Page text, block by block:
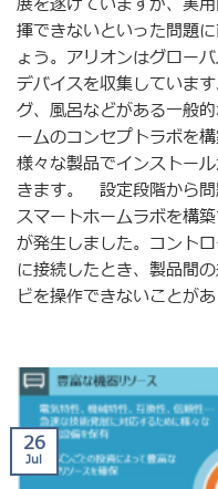
揮できないといった問題
ょう。アリオンはグロー
デバイスを収集していま
グ、風呂などがある一般
ームのコンセプトラボを
様々な製品でインストー
きます。 設定段階から
スマートホームラボを構
が発生しました。コント
に接続したとき、製品間
ビを操作できないことが
26
Jul